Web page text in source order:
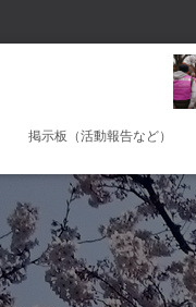
掲示板（活動報告など）